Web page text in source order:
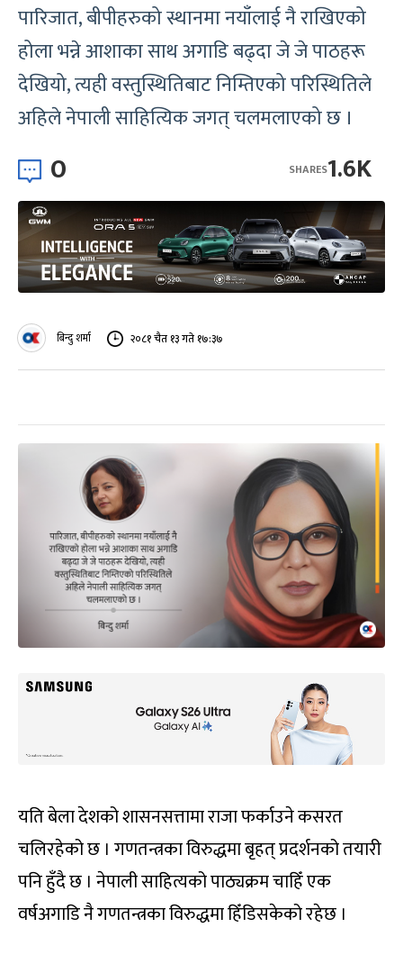
पारिजात, बीपीहरुको स्थानमा नयाँलाई नै राखिएको
होला भन्ने आशाका साथ अगाडि बढ्दा जे जे पाठहरू
देखियो, त्यही वस्तुस्थितिबाट निम्तिएको परिस्थितिले
अहिले नेपाली साहित्यिक जगत् चलमलाएको छ ।
0 1.6K
SHARES
बिन्दु शर्मा २०८१ चैत १३ गते १७:३७
यति बेला देशको शासनसत्तामा राजा फर्काउने कसरत
चलिरहेको छ । गणतन्त्रका विरुद्धमा बृहत् प्रदर्शनको तयारी
पनि हुँदै छ । नेपाली साहित्यको पाठ्यक्रम चाहिँ एक
वर्षअगाडि नै गणतन्त्रका विरुद्धमा हिँडिसकेको रहेछ ।